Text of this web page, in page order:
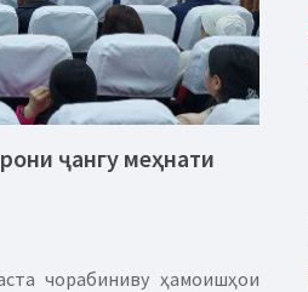
ҷангу меҳнати
чорабиниву ҳамоишҳои